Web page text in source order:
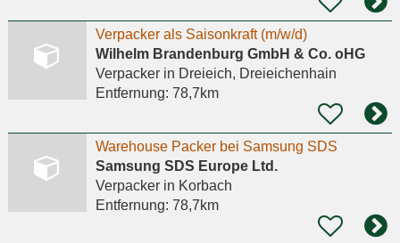
Verpacker als Saisonkraft (m/w/d)
Wilhelm Brandenburg GmbH & Co. oHG
Verpackerin Dreieich, Dreieichenhain
Entfernung: 78,7km
Warehouse Packer bei Samsung SDS
Samsung SDS Europe Ltd.
Verpackerin Korbach
Entfernung: 78,7km